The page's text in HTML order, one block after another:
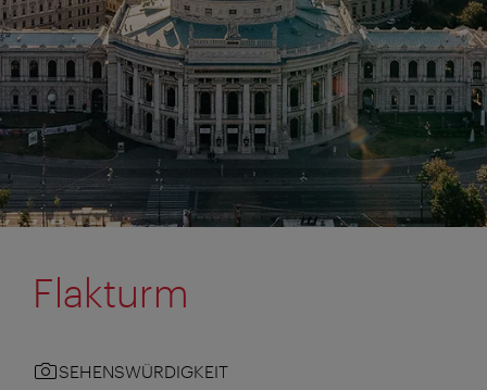
Flakturm
SEHENSWÜRDIGKEIT